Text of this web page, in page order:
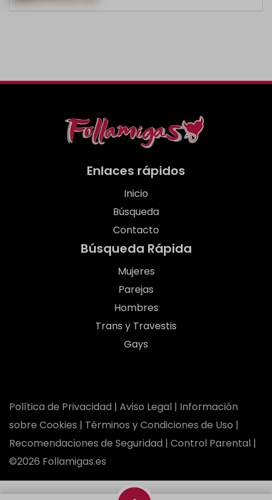
Enlaces rápidos
Inicio
Búsqueda
Contacto
Búsqueda Rápida
Mujeres
Parejas
Hombres
Trans y Travestis
Gays
Política de Privacidad | Aviso Legal | Información
sobre Cookies | Términos y Condiciones de Uso |
Recomendaciones de Seguridad | Control Parental |
©2026 Follamigas.es